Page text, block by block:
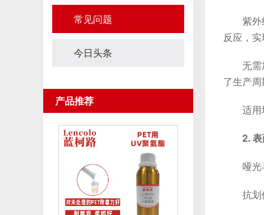
常见问题
今日头条
产品推荐
紫外线
反应，实
无需加
了生产周
适用场
2.
哑光与
抗划伤